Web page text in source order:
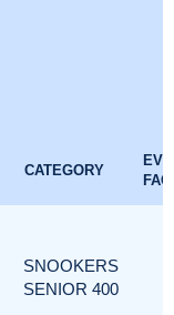
CATEGORY
SNOOKERS
SENIOR 400